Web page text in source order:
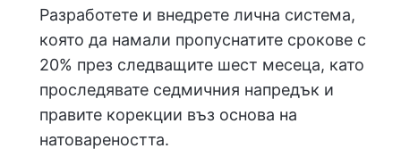
Разработете и внедрете лична система,
която да намали пропуснатите срокове с
20% през следващите шест месеца, като
проследявате седмичния напредък и
правите корекции въз основа на
натовареността.